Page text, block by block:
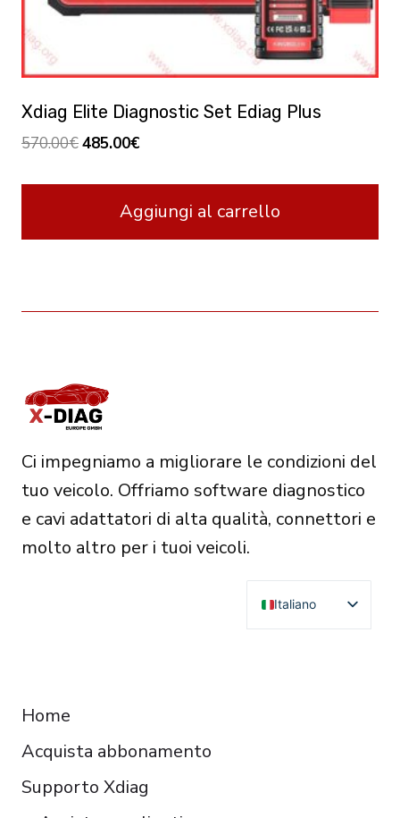
Xdiag Elite Diagnostic Set Ediag Plus
570.00€Original
was:
570.00€.
485.00€Current
is:
485.00€.
Aggiungi al carrello
Ci impegniamo a migliorare le condizioni del
tuo veicolo. Offriamo software diagnostico
e cavi adattatori di alta qualità, connettori e
molto altro per i tuoi veicoli.
Italiano
English
Home
Acquista abbonamento
Supporto Xdiag